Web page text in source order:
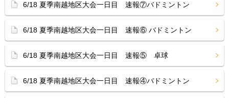
6/18 夏季南越地区大会一日目 速報⑦バドミントン
6/18 夏季南越地区大会一日目 速報⑥ バドミントン
6/18 夏季南越地区大会一日目 速報⑤ 卓球
6/18 夏季南越地区大会一日目 速報④バドミントン